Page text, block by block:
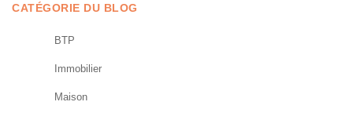
CATÉGORIE DU BLOG
BTP
Immobilier
Maison